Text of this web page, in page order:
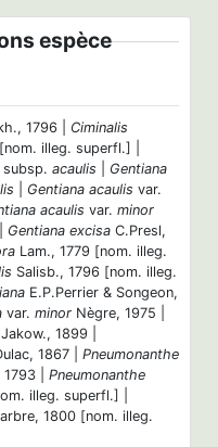
espèce
1796 | Ciminalis
illeg. superfl.] |
subsp. acaulis
Gentiana
Gentiana acaulis var.
acaulis var. minor
Gentiana excisa C.Presl,
Lam., 1779 [nom. illeg.
Salisb., 1796 [nom. illeg.
E.P.Perrier & Songeon,
var. minor Nègre, 1975 |
1899 |
1867 | Pneumonanthe
| Pneumonanthe
illeg. superfl.] |
1800 [nom. illeg.